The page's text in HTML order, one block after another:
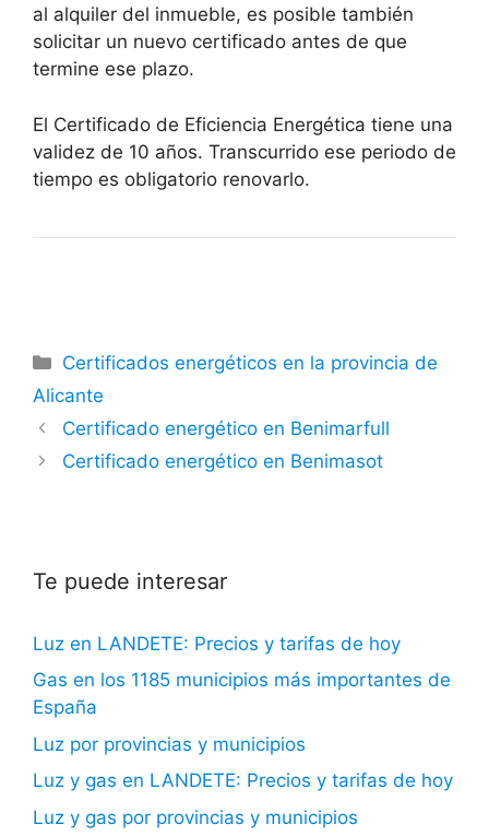
al alquiler del inmueble, es posible también
solicitar un nuevo certificado antes de que
termine ese plazo.
El Certificado de Eficiencia Energética tiene una
validez de 10 años. Transcurrido ese periodo de
tiempo es obligatorio renovarlo.
Categorías
Certificados energéticos en la provincia de
Alicante
Certificado energético en Benimarfull
Certificado energético en Benimasot
Te puede interesar
Luz en LANDETE: Precios y tarifas de hoy
Gas en los 1185 municipios más importantes de
España
Luz por provincias y municipios
Luz y gas en LANDETE: Precios y tarifas de hoy
Luz y gas por provincias y municipios